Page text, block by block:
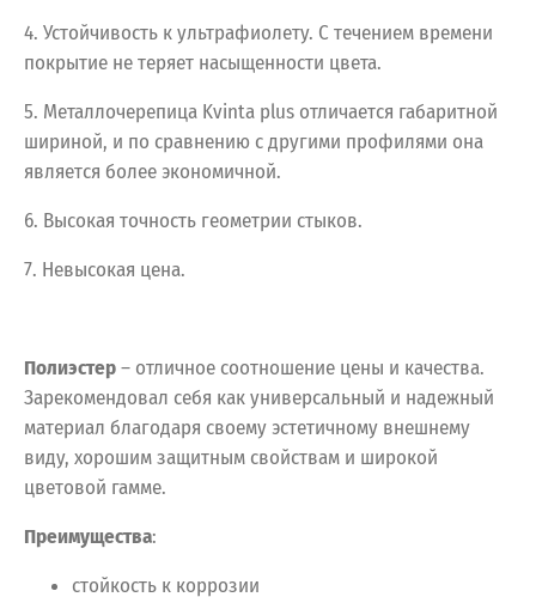
4. Устойчивость к ультрафиолету. С течением времени
покрытие не теряет насыщенности цвета.
5. Металлочерепица Kvinta plus отличается габаритной
шириной, и по сравнению с другими профилями она
является более экономичной.
6. Высокая точность геометрии стыков.
7. Невысокая цена.
Полиэстер– отличное соотношение цены и качества.
Зарекомендовал себя как универсальный и надежный
материал благодаря своему эстетичному внешнему
виду, хорошим защитным свойствам и широкой
цветовой гамме.
Преимущества:
стойкость к коррозии